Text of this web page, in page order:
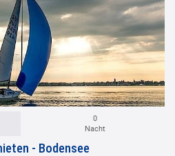
0
Nacht
- Bodensee